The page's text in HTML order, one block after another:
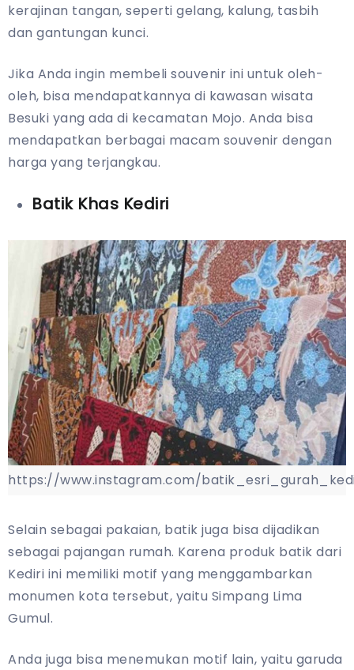
kerajinan tangan, seperti gelang, kalung, tasbih
dan gantungan kunci.
Jika Anda ingin membeli souvenir ini untuk oleh-
oleh, bisa mendapatkannya di kawasan wisata
Besuki yang ada di kecamatan Mojo. Anda bisa
mendapatkan berbagai macam souvenir dengan
harga yang terjangkau.
Batik Khas Kediri
https://www.instagram.com/
Selain sebagai pakaian, batik juga bisa dijadikan
sebagai pajangan rumah. Karena produk batik dari
Kediri ini memiliki motif yang menggambarkan
monumen kota tersebut, yaitu Simpang Lima
Gumul.
Anda juga bisa menemukan motif lain, yaitu garuda